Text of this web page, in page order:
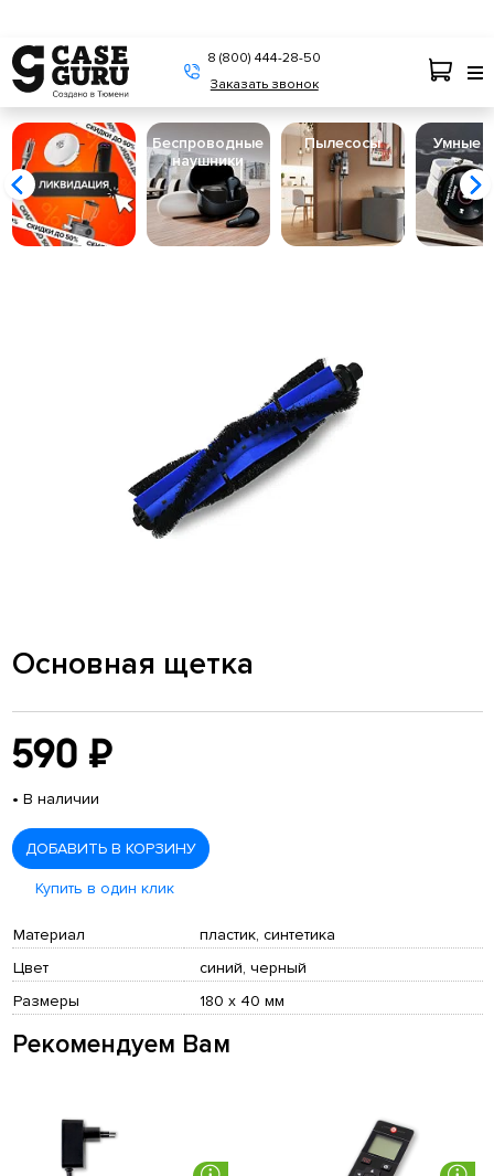
8 (800) 444-28-50
Заказать звонок
Беспроводные
наушники
Пылесосы Умные
Основная щетка
590 ₽
• В наличии
ДОБАВИТЬ В КОРЗИНУ
Купить в один клик
Материал
пластик, синтетика
Цвет
синий, черный
Размеры
180 х 40 мм
Рекомендуем Вам